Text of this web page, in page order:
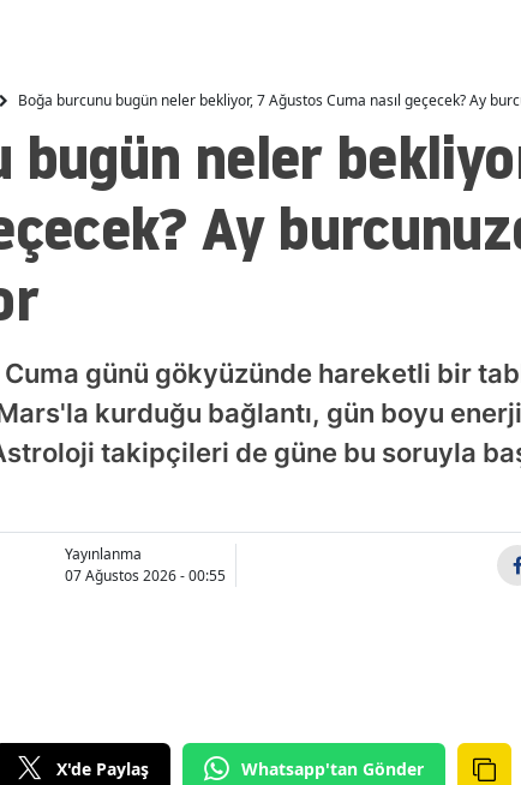
Malatya
Manisa
Kahramanmaraş
Mardin
Nevşehir
Niğde
Rize
Sinop
Boğa burcunu bugün neler bekliyor, 7 Ağustos Cuma nasıl geçecek? Ay
bugün neler
Ay
günü gökyüzünde hareketli bir
kurduğu bağlantı, gün boyu
takipçileri de güne bu soruyla
Yayınlanma
07 Ağustos 2026 - 00:55
X'de Paylaş Whatsapp'tan Gönder